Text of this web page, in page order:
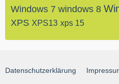
Windows 7 windows 8
XPS XPS13 xps 15
Datenschutzerklärung